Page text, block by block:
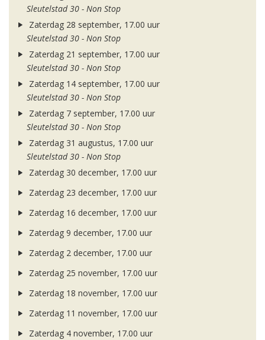
Sleutelstad 30 - Non Stop
Zaterdag 28 september, 17.00 uur
Sleutelstad 30 - Non Stop
Zaterdag 21 september, 17.00 uur
Sleutelstad 30 - Non Stop
Zaterdag 14 september, 17.00 uur
Sleutelstad 30 - Non Stop
Zaterdag 7 september, 17.00 uur
Sleutelstad 30 - Non Stop
Zaterdag 31 augustus, 17.00 uur
Sleutelstad 30 - Non Stop
Zaterdag 30 december, 17.00 uur
Zaterdag 23 december, 17.00 uur
Zaterdag 16 december, 17.00 uur
Zaterdag 9 december, 17.00 uur
Zaterdag 2 december, 17.00 uur
Zaterdag 25 november, 17.00 uur
Zaterdag 18 november, 17.00 uur
Zaterdag 11 november, 17.00 uur
Zaterdag 4 november, 17.00 uur